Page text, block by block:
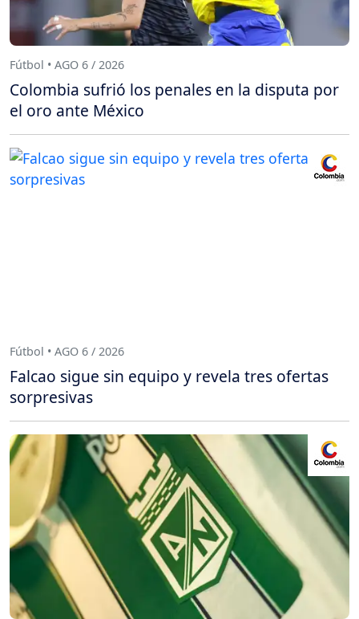
Fútbol • AGO 6 / 2026
Colombia sufrió los penales en la disputa por
el oro ante México
Fútbol • AGO 6 / 2026
Falcao sigue sin equipo y revela tres ofertas
sorpresivas